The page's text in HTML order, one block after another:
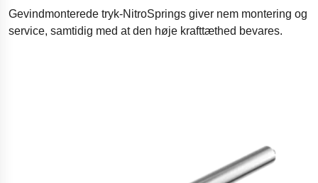
Gevindmonterede tryk-NitroSprings giver nem montering og
service, samtidig med at den høje krafttæthed bevares.